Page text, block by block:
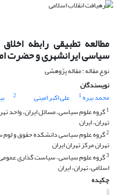
مطالعه تطبیقی رابطه
سیاسی ایرانشهری و حضرت
نوع مقاله : مقاله پژوهشی
نویسندگان
محمد بیره1 علی اکبر امینی 2
1گروه علوم سیاسی – مسائل ایران، واحد
تهران، ایران
2گروه علوم سیاسی دانشکده حقوق و لوم
تهران مرکز تهران ایران
3گروه علوم سیاسی – سیاست گذاری
اسلامی، تهران، ایران
چکیده